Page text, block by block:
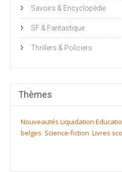
Savoirs & Encyclopédie
SF & Fantastique
Thrillers & Policiers
Thèmes
Nouveautés Liquidation
belges Science-fiction Livres